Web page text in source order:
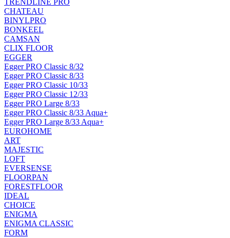
TRENDLINE PRO
CHATEAU
BINYLPRO
BONKEEL
CAMSAN
CLIX FLOOR
EGGER
Egger PRO Classic 8/32
Egger PRO Classic 8/33
Egger PRO Classic 10/33
Egger PRO Classic 12/33
Egger PRO Large 8/33
Egger PRO Classic 8/33 Aqua+
Egger PRO Large 8/33 Aqua+
EUROHOME
ART
MAJESTIC
LOFT
EVERSENSE
FLOORPAN
FORESTFLOOR
IDEAL
CHOICE
ENIGMA
ENIGMA CLASSIC
FORM